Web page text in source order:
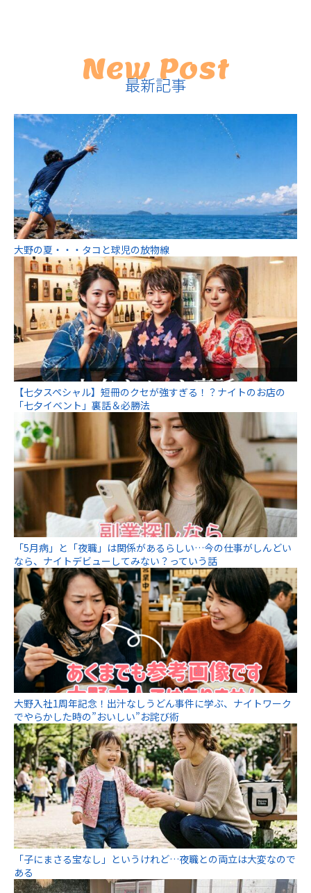
New Post
最新記事
大野の夏・・・タコと球児の放物線
【七夕スペシャル】短冊のクセが強すぎる！？ナイトのお店の
「七夕イベント」裏話＆必勝法
「5月病」と「夜職」は関係があるらしい…今の仕事がしんどい
なら、ナイトデビューしてみない？っていう話
大野入社1周年記念！出汁なしうどん事件に学ぶ、ナイトワーク
でやらかした時の”おいしい”お詫び術
「子にまさる宝なし」というけれど…夜職との両立は大変なので
ある